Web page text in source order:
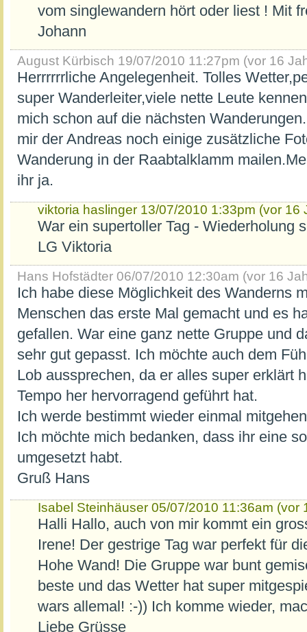
vom singlewandern hört oder liest ! Mit
Johann
August Kürbisch 19/07/2010 11:27pm (vor 16
Herrrrrrliche Angelegenheit. Tolles
super Wanderleiter,viele nette Leute
mich schon auf die nächsten
mir der Andreas noch einige zusätzliche
Wanderung in der Raabtalklamm
ihr ja.
viktoria haslinger 13/07/2010 1:33pm (vor 16
War ein supertoller Tag - Wiederholung
LG Viktoria
Hans Hofstädter 06/07/2010 12:30am (vor 16
Ich habe diese Möglichkeit des Wanderns
Menschen das erste Mal gemacht und es
gefallen. War eine ganz nette Gruppe und
sehr gut gepasst. Ich möchte auch dem
Lob aussprechen, da er alles super erklärt
Tempo her hervorragend geführt hat.
Ich werde bestimmt wieder einmal
Ich möchte mich bedanken, dass ihr eine
umgesetzt habt.
Gruß Hans
Isabel Steinhäuser 05/07/2010 11:36am (vor
Halli Hallo, auch von mir kommt ein
Irene! Der gestrige Tag war perfekt für
Hohe Wand! Die Gruppe war bunt
beste und das Wetter hat super
wars allemal! :-)) Ich komme wieder,
Liebe Grüsse